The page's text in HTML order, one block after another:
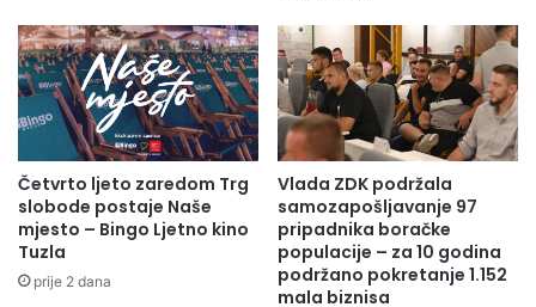
Sa direktorom Admirom Hasanspahićem razgovarali smo
aktulenoj turističkoj ljetnoj sezoni koja je u
jeku,raznovrsnoj ponudi koja je bogatija iz godine u
godinu ,problemima u radu ali i planovima za narednu
godinu.
-Uz poštivanje svih epidemioloških preporuka i nadležnih
institucija ova ljetna sezona je izuzetno uspješna.Naši su
Četvrto ljeto zaredom Trg
slobode postaje Naše
mjesto – Bingo Ljetno kino
Tuzla
prije 2 dana
Vlada ZDK podržala
samozapošljavanje 97
pripadnika boračke
populacije – za 10 godina
podržano pokretanje 1.152
mala biznisa